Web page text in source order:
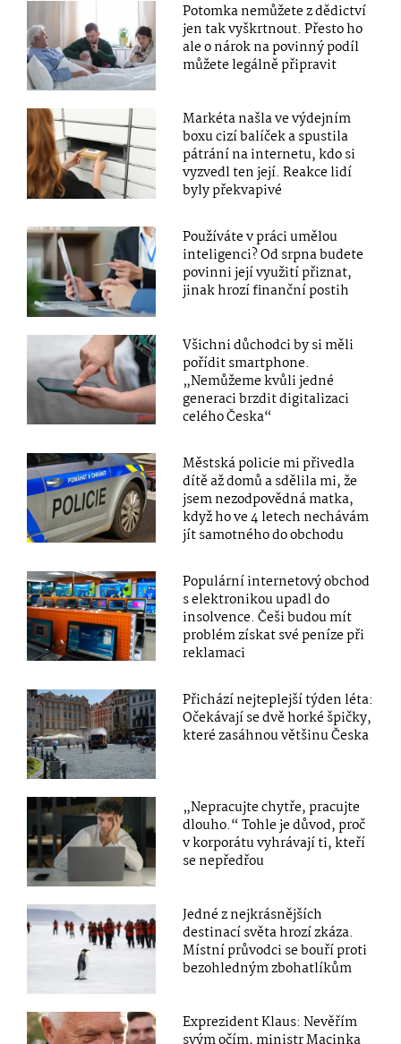
Potomka nemůžete z dědictví
jen tak vyškrtnout. Přesto ho
ale o nárok na povinný podíl
můžete legálně připravit
Markéta našla ve výdejním
boxu cizí balíček a spustila
pátrání na internetu, kdo si
vyzvedl ten její. Reakce lidí
byly překvapivé
Používáte v práci umělou
inteligenci? Od srpna budete
povinni její využití přiznat,
jinak hrozí finanční postih
Všichni důchodci by si měli
pořídit smartphone.
„Nemůžeme kvůli jedné
generaci brzdit digitalizaci
celého Česka“
Městská policie mi přivedla
dítě až domů a sdělila mi, že
jsem nezodpovědná matka,
když ho ve 4 letech nechávám
jít samotného do obchodu
Populární internetový obchod
s elektronikou upadl do
insolvence. Češi budou mít
problém získat své peníze při
reklamaci
Přichází nejteplejší týden léta:
Očekávají se dvě horké špičky,
které zasáhnou většinu Česka
„Nepracujte chytře, pracujte
dlouho.“ Tohle je důvod, proč
v korporátu vyhrávají ti, kteří
se nepředřou
Jedné z nejkrásnějších
destinací světa hrozí zkáza.
Místní průvodci se bouří proti
bezohledným zbohatlíkům
Exprezident Klaus: Nevěřím